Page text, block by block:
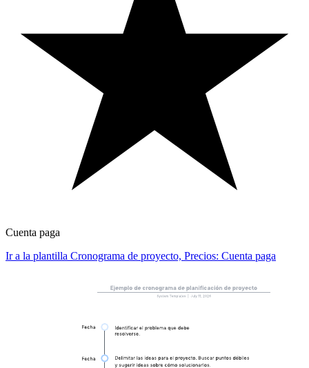
Cuenta paga
Ir a la plantilla Cronograma de proyecto, Precios: Cuenta paga